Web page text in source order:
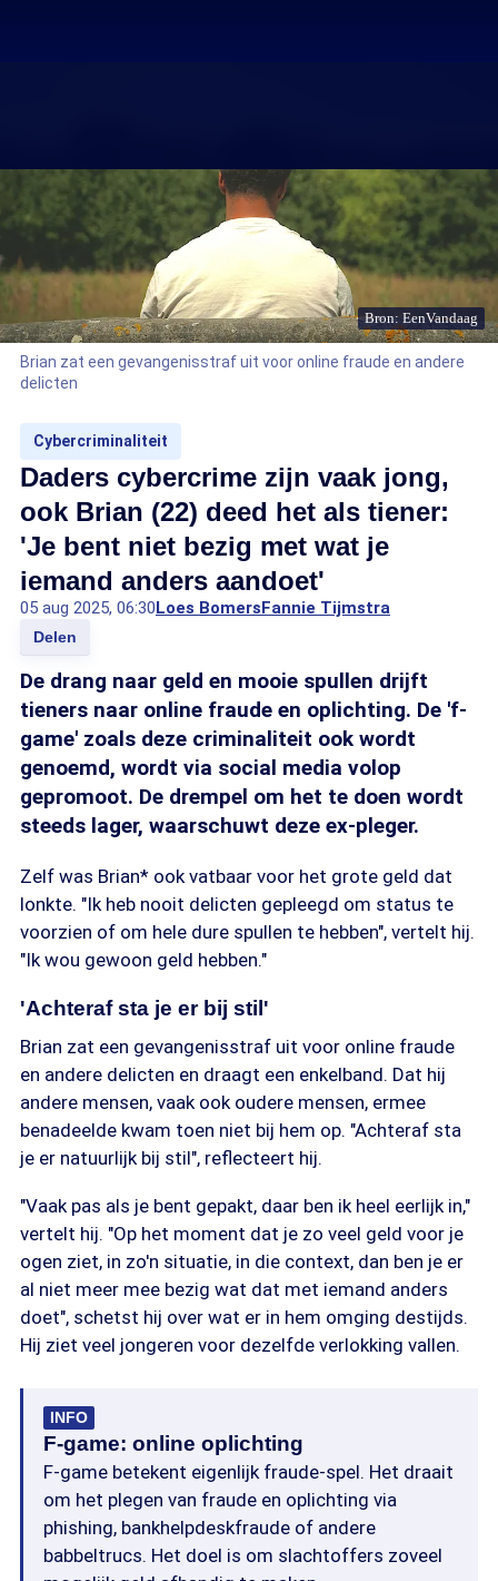
Bron: EenVandaag
Brian zat een gevangenisstraf uit voor online fraude en andere
delicten
Cybercriminaliteit
Daders cybercrime zijn vaak jong,
ook Brian (22) deed het als tiener:
'Je bent niet bezig met wat je
iemand anders aandoet'
05 aug 2025, 06:30Loes BomersFannie Tijmstra
Delen
De drang naar geld en mooie spullen drijft
tieners naar online fraude en oplichting. De 'f-
game' zoals deze criminaliteit ook wordt
genoemd, wordt via social media volop
gepromoot. De drempel om het te doen wordt
steeds lager, waarschuwt deze ex-pleger.
Zelf was Brian* ook vatbaar voor het grote geld dat
lonkte. "Ik heb nooit delicten gepleegd om status te
voorzien of om hele dure spullen te hebben", vertelt hij.
"Ik wou gewoon geld hebben."
'Achteraf sta je er bij stil'
Brian zat een gevangenisstraf uit voor online fraude
en andere delicten en draagt een enkelband. Dat hij
andere mensen, vaak ook oudere mensen, ermee
benadeelde kwam toen niet bij hem op. "Achteraf sta
je er natuurlijk bij stil", reflecteert hij.
"Vaak pas als je bent gepakt, daar ben ik heel eerlijk in,"
vertelt hij. "Op het moment dat je zo veel geld voor je
ogen ziet, in zo'n situatie, in die context, dan ben je er
al niet meer mee bezig wat dat met iemand anders
doet", schetst hij over wat er in hem omging destijds.
Hij ziet veel jongeren voor dezelfde verlokking vallen.
INFO
F-game: online oplichting
F-game betekent eigenlijk fraude-spel. Het draait
om het plegen van fraude en oplichting via
phishing, bankhelpdeskfraude of andere
babbeltrucs. Het doel is om slachtoffers zoveel